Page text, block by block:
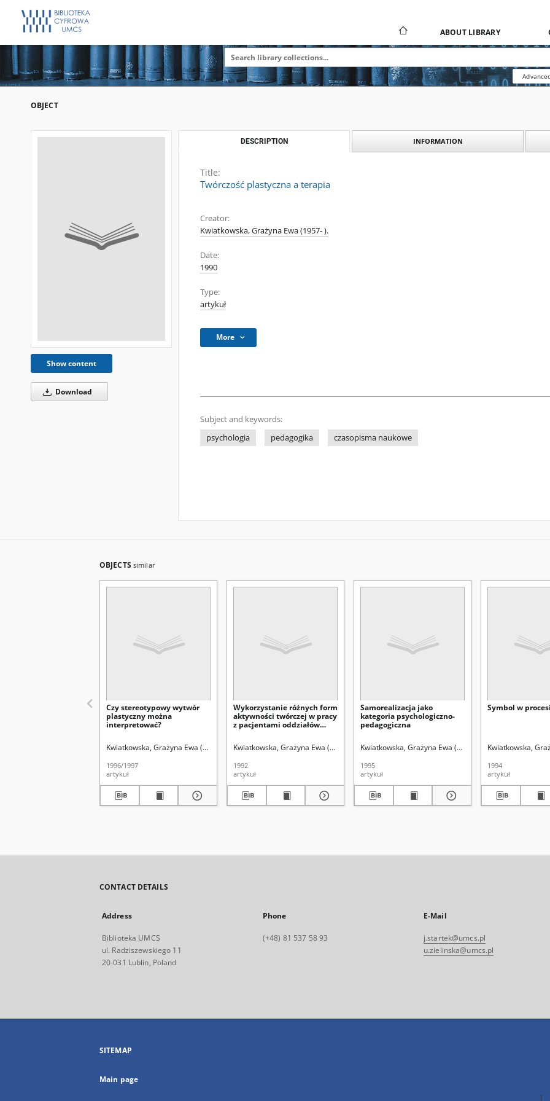
ABOUT LIBRARY
OBJECT
Show content
Download
DESCRIPTION INFORMATION
Title:
Twórczość plastyczna a terapia
Creator:
Kwiatkowska, Grażyna Ewa (1957- ).
Date:
1990
Type:
artykuł
More
Subject and keywords:
psychologia
pedagogika czasopisma naukowe
OBJECTS similar
Czy stereotypowy wytwór
plastyczny można
interpretować?
Kwiatkowska, Grażyna Ewa (1957- ). Uniwersytet Marii Curie-Skłodowskiej (Lublin) Popek, Stanisław (1936- ). Redaktor
1996/1997
artykuł
Wykorzystanie różnych form
aktywności twórczej w pracy
z pacjentami oddziałów
Kwiatkowska, Grażyna Ewa (1957- ).
Uniwersytet Marii Curie-Skłodowskiej (Lublin) Popek,
1992
artykuł
Samorealizacja jako
kategoria psychologiczno-
pedagogiczna
Kwiatkowska, Grażyna Ewa (1957- ). Uniwersytet Marii
1995
artykuł
Symbol w
Kwiatkowska,
1994
artykuł
CONTACT DETAILS
Address
Biblioteka UMCS
ul. Radziszewskiego 11
20-031 Lublin, Poland
Phone
(+48) 81 537 58 93
E-Mail
j.startek@umcs.pl
u.zielinska@umcs.pl
SITEMAP
Main page